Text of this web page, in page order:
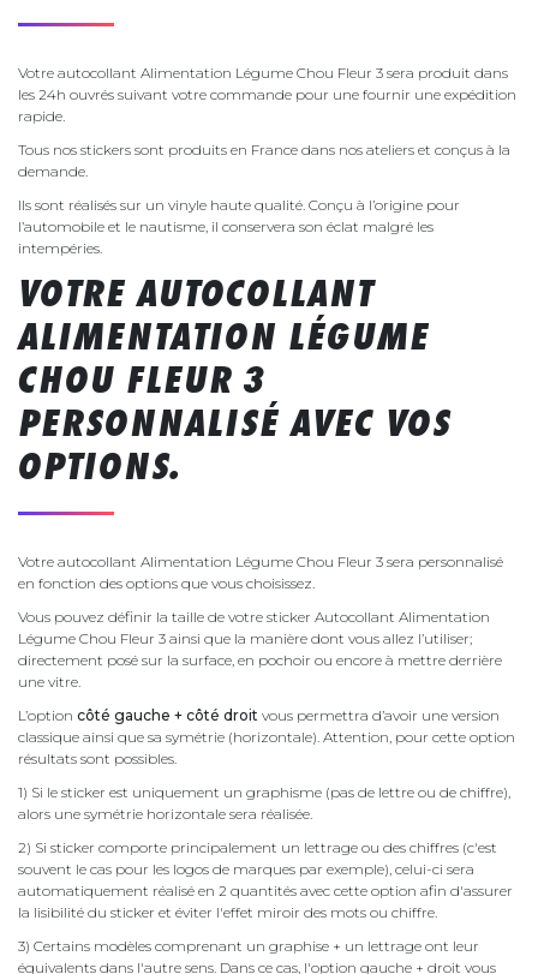
Votre autocollant Alimentation Légume Chou Fleur 3 sera produit dans
les 24h ouvrés suivant votre commande pour une fournir une expédition
rapide.
Tous nos stickers sont produits en France dans nos ateliers et conçus à la
demande.
Ils sont réalisés sur un vinyle haute qualité. Conçu à l’origine pour
l’automobile et le nautisme, il conservera son éclat malgré les
intempéries.
VOTRE AUTOCOLLANT
ALIMENTATION LÉGUME
CHOU FLEUR 3
PERSONNALISÉ AVEC VOS
OPTIONS.
Votre autocollant Alimentation Légume Chou Fleur 3 sera personnalisé
en fonction des options que vous choisissez.
Vous pouvez définir la taille de votre sticker Autocollant Alimentation
Légume Chou Fleur 3 ainsi que la manière dont vous allez l’utiliser;
directement posé sur la surface, en pochoir ou encore à mettre derrière
une vitre.
L’option côté gauche + côté droit vous permettra d’avoir une version
classique ainsi que sa symétrie (horizontale). Attention, pour cette option
résultats sont possibles.
1) Si le sticker est uniquement un graphisme (pas de lettre ou de chiffre),
alors une symétrie horizontale sera réalisée.
2) Si sticker comporte principalement un lettrage ou des chiffres (c'est
souvent le cas pour les logos de marques par exemple), celui-ci sera
automatiquement réalisé en 2 quantités avec cette option afin d'assurer
la lisibilité du sticker et éviter l'effet miroir des mots ou chiffre.
3) Certains modèles comprenant un graphise + un lettrage ont leur
équivalents dans l'autre sens. Dans ce cas, l'option gauche + droit vous